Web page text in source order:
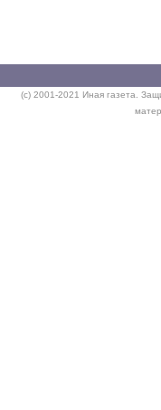
(c) 2001-2021 Иная газета.